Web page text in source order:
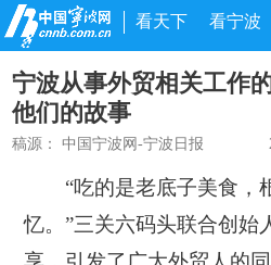
看天下 看宁波
宁波从事外贸相关工作
他们的故事
稿源：中国宁波网-宁波日报
“吃的是老底子美食，
忆。”三关六码头联合创始